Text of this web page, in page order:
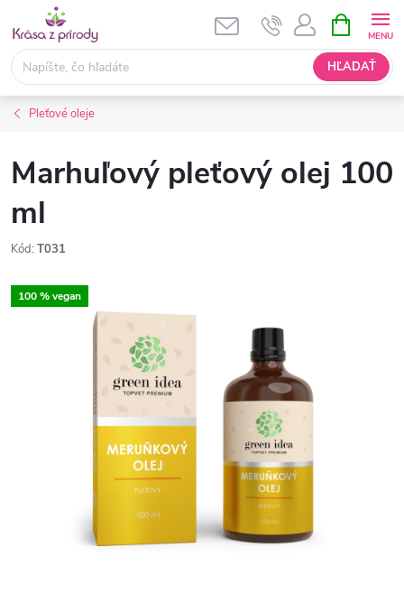
obsah
HĽADAŤ
KOŠÍK
Pleťové oleje
Marhuľový pleťový olej 100
ml
Kód: T031
100 % vegan